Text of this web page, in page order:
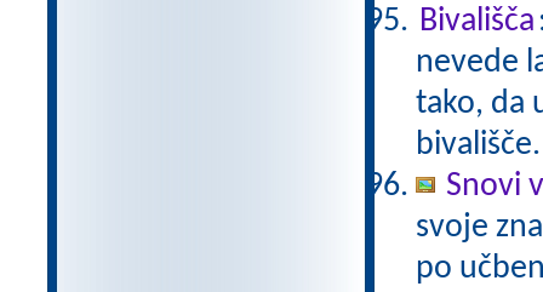
Bivališča
nevede
tako, da
Snovi
svoje
po